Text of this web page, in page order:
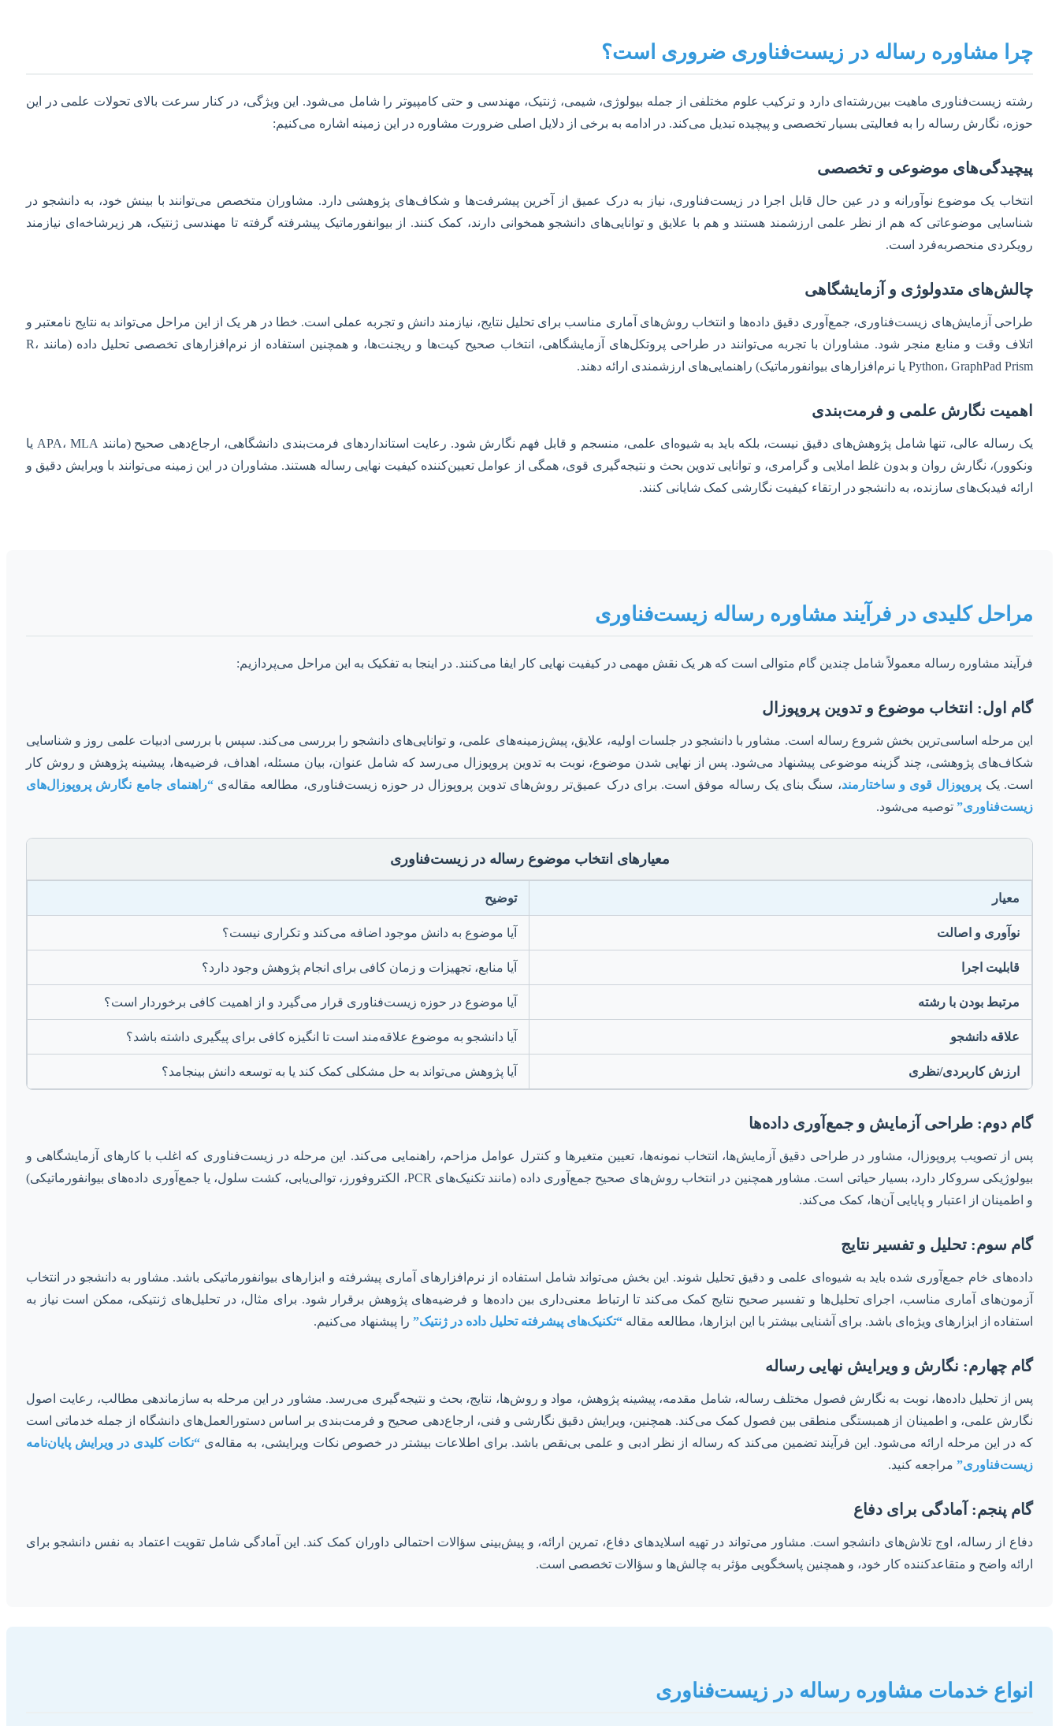
چرا مشاوره رساله در زیست‌فناوری ضروری است؟
رشته زیست‌فناوری ماهیت بین‌رشته‌ای دارد و ترکیب علوم مختلفی از جمله بیولوژی، شیمی، ژنتیک، مهندسی و حتی کامپیوتر را شامل می‌شود. این ویژگی، در کنار سرعت بالای تحولات علمی در این
حوزه، نگارش رساله را به فعالیتی بسیار تخصصی و پیچیده تبدیل می‌کند. در ادامه به برخی از دلایل اصلی ضرورت مشاوره در این زمینه اشاره می‌کنیم:
پیچیدگی‌های موضوعی و تخصصی
انتخاب یک موضوع نوآورانه و در عین حال قابل اجرا در زیست‌فناوری، نیاز به درک عمیق از آخرین پیشرفت‌ها و شکاف‌های پژوهشی دارد. مشاوران متخصص می‌توانند با بینش خود، به دانشجو در
شناسایی موضوعاتی که هم از نظر علمی ارزشمند هستند و هم با علایق و توانایی‌های دانشجو همخوانی دارند، کمک کنند. از بیوانفورماتیک پیشرفته گرفته تا مهندسی ژنتیک، هر زیرشاخه‌ای نیازمند
رویکردی منحصربه‌فرد است.
چالش‌های متدولوژی و آزمایشگاهی
طراحی آزمایش‌های زیست‌فناوری، جمع‌آوری دقیق داده‌ها و انتخاب روش‌های آماری مناسب برای تحلیل نتایج، نیازمند دانش و تجربه عملی است. خطا در هر یک از این مراحل می‌تواند به نتایج نامعتبر و
اتلاف وقت و منابع منجر شود. مشاوران با تجربه می‌توانند در طراحی پروتکل‌های آزمایشگاهی، انتخاب صحیح کیت‌ها و ریجنت‌ها، و همچنین استفاده از نرم‌افزارهای تخصصی تحلیل داده (مانند R،
Python، GraphPad Prism یا نرم‌افزارهای بیوانفورماتیک) راهنمایی‌های ارزشمندی ارائه دهند.
اهمیت نگارش علمی و فرمت‌بندی
یک رساله عالی، تنها شامل پژوهش‌های دقیق نیست، بلکه باید به شیوه‌ای علمی، منسجم و قابل فهم نگارش شود. رعایت استانداردهای فرمت‌بندی دانشگاهی، ارجاع‌دهی صحیح (مانند APA، MLA یا
ونکوور)، نگارش روان و بدون غلط املایی و گرامری، و توانایی تدوین بحث و نتیجه‌گیری قوی، همگی از عوامل تعیین‌کننده کیفیت نهایی رساله هستند. مشاوران در این زمینه می‌توانند با ویرایش دقیق و
ارائه فیدبک‌های سازنده، به دانشجو در ارتقاء کیفیت نگارشی کمک شایانی کنند.
مراحل کلیدی در فرآیند مشاوره رساله زیست‌فناوری
فرآیند مشاوره رساله معمولاً شامل چندین گام متوالی است که هر یک نقش مهمی در کیفیت نهایی کار ایفا می‌کنند. در اینجا به تفکیک به این مراحل می‌پردازیم:
گام اول: انتخاب موضوع و تدوین پروپوزال
این مرحله اساسی‌ترین بخش شروع رساله است. مشاور با دانشجو در جلسات اولیه، علایق، پیش‌زمینه‌های علمی، و توانایی‌های دانشجو را بررسی می‌کند. سپس با بررسی ادبیات علمی روز و شناسایی
شکاف‌های پژوهشی، چند گزینه موضوعی پیشنهاد می‌شود. پس از نهایی شدن موضوع، نوبت به تدوین پروپوزال می‌رسد که شامل عنوان، بیان مسئله، اهداف، فرضیه‌ها، پیشینه پژوهش و روش کار
است. یک پروپوزال قوی و ساختارمند، سنگ بنای یک رساله موفق است. برای درک عمیق‌تر روش‌های تدوین پروپوزال در حوزه زیست‌فناوری، مطالعه مقاله‌ی“راهنمای جامع نگارش پروپوزال‌های
زیست‌فناوری” توصیه می‌شود.
معیارهای انتخاب موضوع رساله در زیست‌فناوری
معیار توضیح
نوآوری و اصالت آیا موضوع به دانش موجود اضافه می‌کند و تکراری نیست؟
قابلیت اجرا آیا منابع، تجهیزات و زمان کافی برای انجام پژوهش وجود دارد؟
مرتبط بودن با رشته آیا موضوع در حوزه زیست‌فناوری قرار می‌گیرد و از اهمیت کافی برخوردار است؟
علاقه دانشجو آیا دانشجو به موضوع علاقه‌مند است تا انگیزه کافی برای پیگیری داشته باشد؟
ارزش کاربردی/نظری آیا پژوهش می‌تواند به حل مشکلی کمک کند یا به توسعه دانش بینجامد؟
گام دوم: طراحی آزمایش و جمع‌آوری داده‌ها
پس از تصویب پروپوزال، مشاور در طراحی دقیق آزمایش‌ها، انتخاب نمونه‌ها، تعیین متغیرها و کنترل عوامل مزاحم، راهنمایی می‌کند. این مرحله در زیست‌فناوری که اغلب با کارهای آزمایشگاهی و
بیولوژیکی سروکار دارد، بسیار حیاتی است. مشاور همچنین در انتخاب روش‌های صحیح جمع‌آوری داده (مانند تکنیک‌های PCR، الکتروفورز، توالی‌یابی، کشت سلول، یا جمع‌آوری داده‌های بیوانفورماتیکی)
و اطمینان از اعتبار و پایایی آن‌ها، کمک می‌کند.
گام سوم: تحلیل و تفسیر نتایج
داده‌های خام جمع‌آوری شده باید به شیوه‌ای علمی و دقیق تحلیل شوند. این بخش می‌تواند شامل استفاده از نرم‌افزارهای آماری پیشرفته و ابزارهای بیوانفورماتیکی باشد. مشاور به دانشجو در انتخاب
آزمون‌های آماری مناسب، اجرای تحلیل‌ها و تفسیر صحیح نتایج کمک می‌کند تا ارتباط معنی‌داری بین داده‌ها و فرضیه‌های پژوهش برقرار شود. برای مثال، در تحلیل‌های ژنتیکی، ممکن است نیاز به
استفاده از ابزارهای ویژه‌ای باشد. برای آشنایی بیشتر با این ابزارها، مطالعه مقاله “تکنیک‌های پیشرفته تحلیل داده در ژنتیک” را پیشنهاد می‌کنیم.
گام چهارم: نگارش و ویرایش نهایی رساله
پس از تحلیل داده‌ها، نوبت به نگارش فصول مختلف رساله، شامل مقدمه، پیشینه پژوهش، مواد و روش‌ها، نتایج، بحث و نتیجه‌گیری می‌رسد. مشاور در این مرحله به سازماندهی مطالب، رعایت اصول
نگارش علمی، و اطمینان از همبستگی منطقی بین فصول کمک می‌کند. همچنین، ویرایش دقیق نگارشی و فنی، ارجاع‌دهی صحیح و فرمت‌بندی بر اساس دستورالعمل‌های دانشگاه از جمله خدماتی است
که در این مرحله ارائه می‌شود. این فرآیند تضمین می‌کند که رساله از نظر ادبی و علمی بی‌نقص باشد. برای اطلاعات بیشتر در خصوص نکات ویرایشی، به مقاله‌ی“نکات کلیدی در ویرایش پایان‌نامه
زیست‌فناوری” مراجعه کنید.
گام پنجم: آمادگی برای دفاع
دفاع از رساله، اوج تلاش‌های دانشجو است. مشاور می‌تواند در تهیه اسلایدهای دفاع، تمرین ارائه، و پیش‌بینی سؤالات احتمالی داوران کمک کند. این آمادگی شامل تقویت اعتماد به نفس دانشجو برای
ارائه واضح و متقاعدکننده کار خود، و همچنین پاسخگویی مؤثر به چالش‌ها و سؤالات تخصصی است.
انواع خدمات مشاوره رساله در زیست‌فناوری